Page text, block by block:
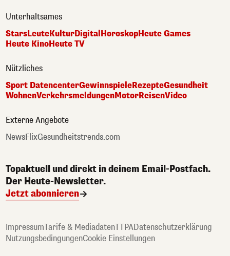
Unterhaltsames
StarsLeuteKulturDigitalHoroskopHeute Games
Heute KinoHeute TV
Nützliches
Sport DatencenterGewinnspieleRezepteGesundheit
WohnenVerkehrsmeldungenMotorReisenVideo
Externe Angebote
NewsFlixGesundheitstrends.com
Topaktuell und direkt in deinem Email-Postfach.
Der Heute-Newsletter.
Jetzt abonnieren
ImpressumTarife & MediadatenTTPADatenschutzerklärung
NutzungsbedingungenCookie Einstellungen